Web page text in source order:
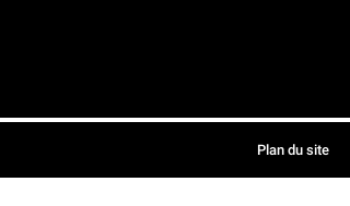
Plan du site